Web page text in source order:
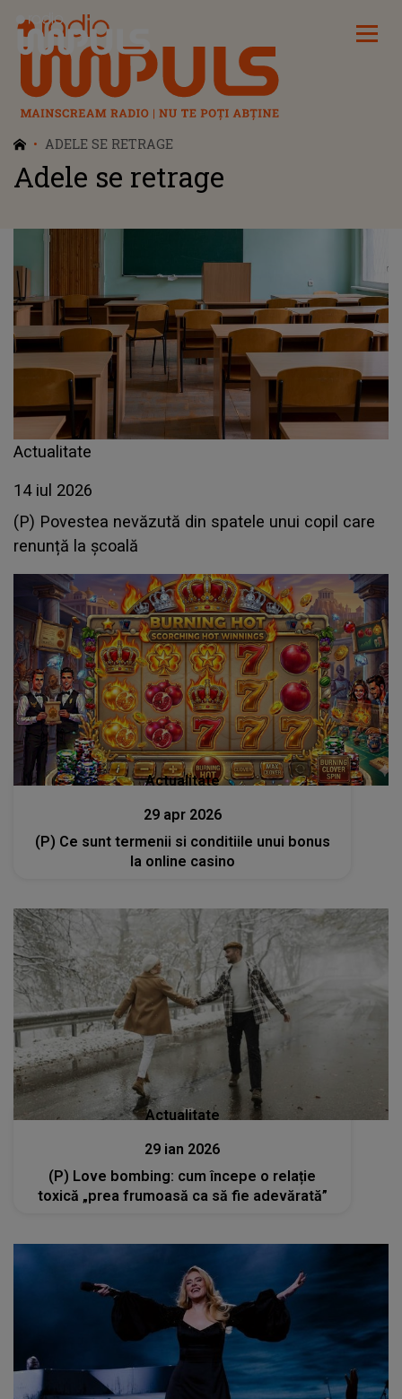
Radio Impuls
ADELE SE RETRAGE
Adele se retrage
Actualitate
14 iul 2026
(P) Povestea nevăzută din spatele unui copil care
renunță la școală
Actualitate
29 apr 2026
(P) Ce sunt termenii si conditiile unui bonus
la online casino
Actualitate
29 ian 2026
(P) Love bombing: cum începe o relație
toxică „prea frumoasă ca să fie adevărată”